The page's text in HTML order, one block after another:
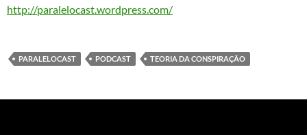
http://paralelocast.wordpress.com/
PARALELOCAST PODCAST TEORIA DA CONSPIRAÇÃO